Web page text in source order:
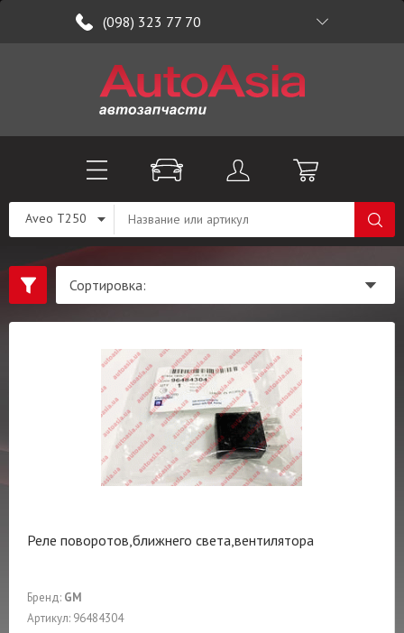
(098) 323 77 70
Aveo T250
Реле поворотов,ближнего света,вентилятора
Бренд: GM
Артикул: 96484304